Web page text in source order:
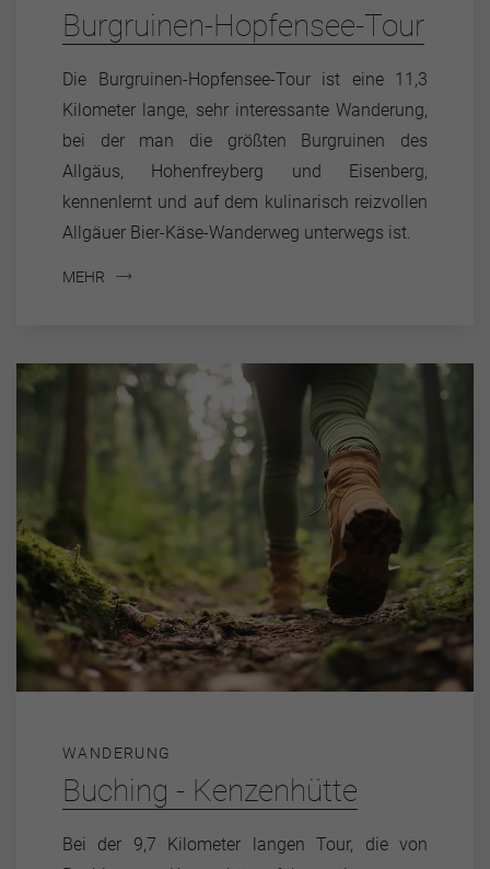
Burgruinen-Hopfensee-Tour
Die Burgruinen-Hopfensee-Tour ist eine 11,3
Kilometer lange, sehr interessante Wanderung,
bei der man die größten Burgruinen des
Allgäus, Hohenfreyberg und Eisenberg,
kennenlernt und auf dem kulinarisch reizvollen
Allgäuer Bier-Käse-Wanderweg unterwegs ist.
MEHR
WANDERUNG
Buching - Kenzenhütte
Bei der 9,7 Kilometer langen Tour, die von